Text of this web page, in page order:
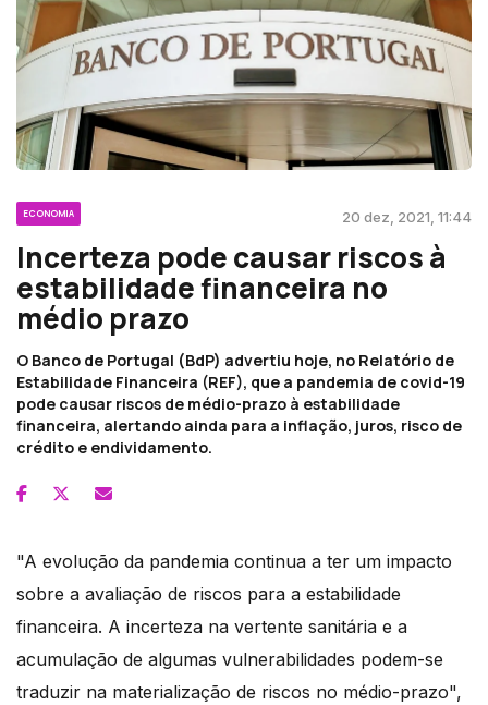
ECONOMIA 20 dez, 2021, 11:44
Incerteza pode causar riscos à
estabilidade financeira no
médio prazo
O Banco de Portugal (BdP) advertiu hoje, no Relatório de
Estabilidade Financeira (REF), que a pandemia de covid-19
pode causar riscos de médio-prazo à estabilidade
financeira, alertando ainda para a inflação, juros, risco de
crédito e endividamento.
"A evolução da pandemia continua a ter um impacto
sobre a avaliação de riscos para a estabilidade
financeira. A incerteza na vertente sanitária e a
acumulação de algumas vulnerabilidades podem-se
traduzir na materialização de riscos no médio-prazo",